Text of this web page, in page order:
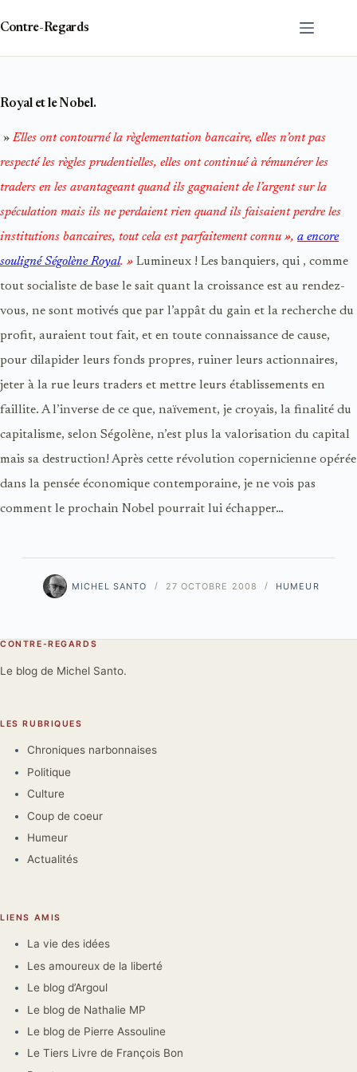
contenu
Contre-Regards
Royal et le Nobel.
» Elles ont contourné la règlementation bancaire, elles n’ont pas
respecté les règles prudentielles, elles ont continué à rémunérer les
traders en les avantageant quand ils gagnaient de l’argent sur la
spéculation mais ils ne perdaient rien quand ils faisaient perdre les
institutions bancaires, tout cela est parfaitement connu », a encore
souligné Ségolène Royal. » Lumineux ! Les banquiers, qui , comme
tout socialiste de base le sait quant la croissance est au rendez-
vous, ne sont motivés que par l’appât du gain et la recherche du
profit, auraient tout fait, et en toute connaissance de cause,
pour dilapider leurs fonds propres, ruiner leurs actionnaires,
jeter à la rue leurs traders et mettre leurs établissements en
faillite. A l’inverse de ce que, naïvement, je croyais, la finalité du
capitalisme, selon Ségolène, n’est plus la valorisation du capital
mais sa destruction! Après cette révolution copernicienne opérée
dans la pensée économique contemporaine, je ne vois pas
comment le prochain Nobel pourrait lui échapper…
MICHEL SANTO 27 OCTOBRE 2008 HUMEUR
CONTRE-REGARDS
Le blog de Michel Santo.
LES RUBRIQUES
Chroniques narbonnaises
Politique
Culture
Coup de coeur
Humeur
Actualités
LIENS AMIS
La vie des idées
Les amoureux de la liberté
Le blog d’Argoul
Le blog de Nathalie MP
Le blog de Pierre Assouline
Le Tiers Livre de François Bon